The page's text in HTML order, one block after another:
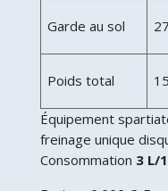
Garde au sol
Poids total
Équipement
freinage unique
Consommation 3 L/